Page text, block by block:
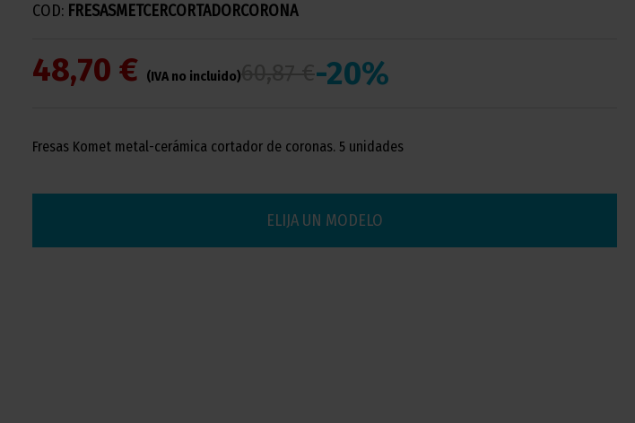
COD: FRESASMETCERCORTADORCORONA
48,70 € (IVA no incluido) -20%
Fresas Komet metal-cerámica cortador de coronas. 5 unidades
ELIJA UN MODELO